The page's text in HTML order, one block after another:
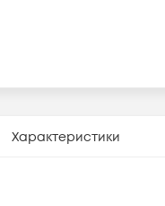
Характеристики